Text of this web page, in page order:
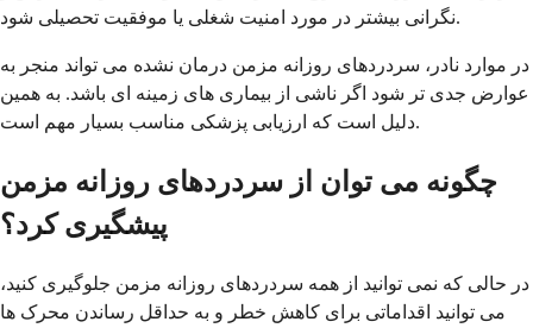
نگرانی بیشتر در مورد امنیت شغلی یا موفقیت تحصیلی شود.
در موارد نادر، سردردهای روزانه مزمن درمان نشده می تواند منجر به
عوارض جدی تر شود اگر ناشی از بیماری های زمینه ای باشد. به همین
دلیل است که ارزیابی پزشکی مناسب بسیار مهم است.
چگونه می توان از سردردهای روزانه مزمن
پیشگیری کرد؟
در حالی که نمی توانید از همه سردردهای روزانه مزمن جلوگیری کنید،
می توانید اقداماتی برای کاهش خطر و به حداقل رساندن محرک ها